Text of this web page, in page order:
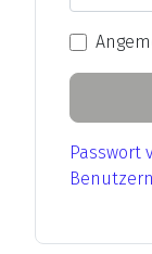
Passwort